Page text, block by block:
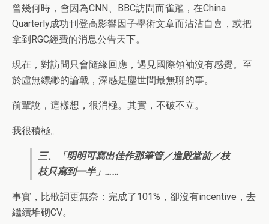
曾幾何時，會因為CNN、BBC訪問而雀躍，在China
Quarterly成功刊登高影響因子學術文章而沾沾自喜，或把
拿到RGC經費的消息公告天下。
現在，對訪問只會隨緣回應，遇見國際領袖沒有感覺。至
於虛無縹緲的論戰，深感是塵世間最無聊的事。
前輩說，這樣想，很消極。其實，不破不立。
我很積極。
三、「明明可寫出佳作那筆管／進殿堂前／枝
枝只寫到一半」……
事實，比歌詞更無奈：完成了101%，卻沒有incentive，去
繼續堆砌CV。